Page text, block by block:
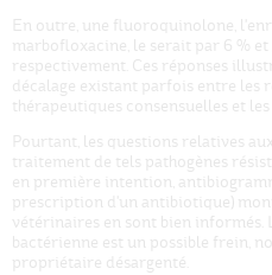
En outre, une fluoroquinolone,
marbofloxacine, le serait par 6 % et
respectivement. Ces réponses
décalage existant parfois entre les
thérapeutiques consensuelles et
Pourtant, les questions relatives
traitement de tels pathogènes
en première intention,
prescription d'un antibiotique)
vétérinaires en sont bien
bactérienne est un possible frein,
propriétaire désargenté.